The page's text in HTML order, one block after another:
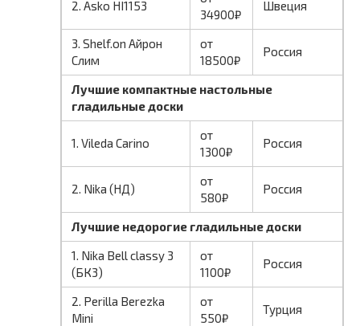
2. Asko HI1153
34900₽
Швеция
3. Shelf.on Айрон
Слим
от
18500₽
Россия
Лучшие компактные настольные
гладильные доски
1. Vileda Carino
от
1300₽
Россия
2. Nika (НД)
от
580₽
Россия
Лучшие недорогие гладильные доски
1. Nika Bell classy 3
(БК3)
от
1100₽
Россия
2. Perilla Berezka
Mini
от
550₽
Турция